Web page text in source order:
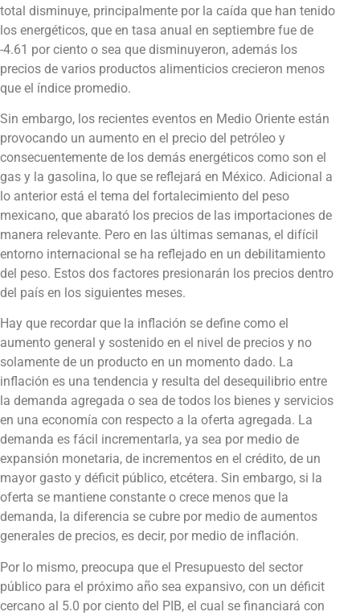
total disminuye, principalmente por la caída que han tenido
los energéticos, que en tasa anual en septiembre fue de
-4.61 por ciento o sea que disminuyeron, además los
precios de varios productos alimenticios crecieron menos
que el índice promedio.
Sin embargo, los recientes eventos en Medio Oriente están
provocando un aumento en el precio del petróleo y
consecuentemente de los demás energéticos como son el
gas y la gasolina, lo que se reflejará en México. Adicional a
lo anterior está el tema del fortalecimiento del peso
mexicano, que abarató los precios de las importaciones de
manera relevante. Pero en las últimas semanas, el difícil
entorno internacional se ha reflejado en un debilitamiento
del peso. Estos dos factores presionarán los precios dentro
del país en los siguientes meses.
Hay que recordar que la inflación se define como el
aumento general y sostenido en el nivel de precios y no
solamente de un producto en un momento dado. La
inflación es una tendencia y resulta del desequilibrio entre
la demanda agregada o sea de todos los bienes y servicios
en una economía con respecto a la oferta agregada. La
demanda es fácil incrementarla, ya sea por medio de
expansión monetaria, de incrementos en el crédito, de un
mayor gasto y déficit público, etcétera. Sin embargo, si la
oferta se mantiene constante o crece menos que la
demanda, la diferencia se cubre por medio de aumentos
generales de precios, es decir, por medio de inflación.
Por lo mismo, preocupa que el Presupuesto del sector
público para el próximo año sea expansivo, con un déficit
cercano al 5.0 por ciento del PIB, el cual se financiará con